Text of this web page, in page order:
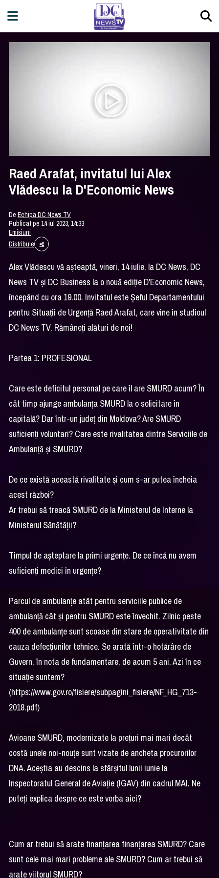
Raed Arafat, invitatul lui Alex
Vlădescu la D'Economic News
DeEchipa DC News TV
Publicat pe 14 iul 2023, 14:33
Emisiuni
Distribuie
Alex Vlădescu vă așteaptă, vineri, 14 iulie, la DC News, DC
News TV și DC Business la o nouă ediție D'Economic News,
începând cu ora 19.00. Invitatul este Șeful Departamentului
pentru Situații de Urgență Raed Arafat, care vine în studioul
DC News TV. Rămâneți alături de noi!
Partea 1: PROFESIONAL
Care este deficitul personal pe care îl are SMURD acum? În
cât timp ajunge ambulanța SMURD la o solicitare în
capitală? Dar într-un județ din Moldova? Are SMURD
suficienți voluntari? Care este rivalitatea dintre Serviciile de
Ambulanță și SMURD?
De ce există această rivalitate și cum s-ar putea încheia
acest război?
Ar trebui să treacă SMURD de la Ministerul de Interne la
Ministerul Sănătății?
Timpul de așteptare la primi urgențe. De ce încă nu avem
suficienți medici în urgențe?
Parcul de ambulanțe atât pentru serviciile publice de
ambulanță cât și pentru SMURD este învechit. Zilnic peste
400 de ambulanțe sunt scoase din stare de operativitate din
cauza defecțiunilor tehnice. Se arată într-o hotărâre de
Guvern, în nota de fundamentare, de acum 5 ani. Azi în ce
situație suntem?
(https://www.gov.ro/fisiere/subpagini_fisiere/NF_HG_713-
2018.pdf)
Avioane SMURD, modernizate la prețuri mai mari decât
costă unele noi-nouțe sunt vizate de ancheta procurorilor
DNA. Aceștia au descins la sfârșitul lunii iunie la
Inspectoratul General de Aviație (IGAV) din cadrul MAI. Ne
puteți explica despre ce este vorba aici?
Cum ar trebui să arate finanțarea finanțarea SMURD? Care
sunt cele mai mari probleme ale SMURD? Cum ar trebui să
arate viitorul SMURD?